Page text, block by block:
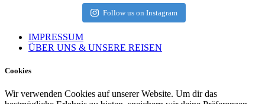
Follow us on Instagram
IMPRESSUM
ÜBER UNS & UNSERE REISEN
Cookies
Wir verwenden Cookies auf unserer Website. Um dir das